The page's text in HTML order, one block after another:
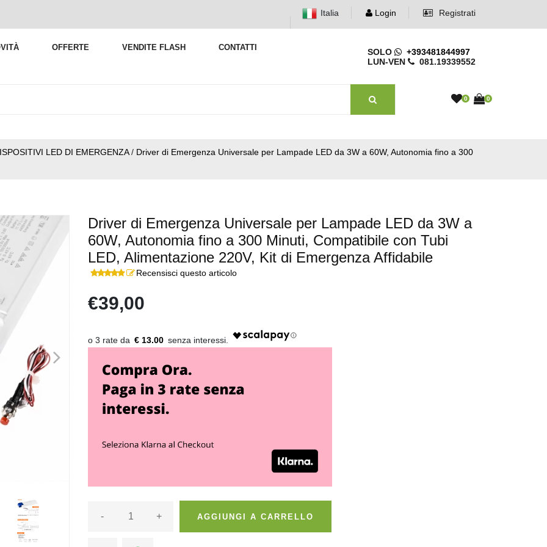
Italia Login Registrati
OFFERTE VENDITE FLASH CONTATTI SOLO
+393481844997
LUN-VEN
081.19339552
0 0
LED DI EMERGENZA/ Driver di Emergenza Universale per Lampade LED da 3W a 60W, Autonomia fino a 300
>
Driver di Emergenza Universale per Lampade LED da 3W a
60W, Autonomia fino a 300 Minuti, Compatibile con Tubi
LED, Alimentazione 220V, Kit di Emergenza Affidabile
Recensisci questo articolo
€39,00
€ 13.00
- + AGGIUNGI A CARRELLO